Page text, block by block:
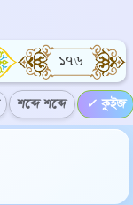
১৭৬
শব্দে শব্দে কুইজ